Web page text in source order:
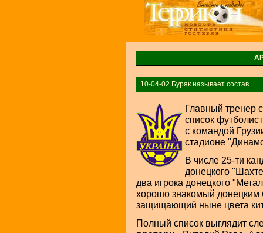
10-04-02 Буряк называет состав
Главный тренер
список
с командой
стадионе
В числе 25-ти
донецкого
два игрока донецкого
хорошо знакомый донецким
защищающий ныне цвета
Полный список выглядит